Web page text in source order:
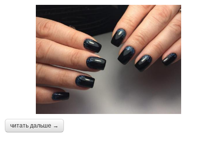
читать дальше →